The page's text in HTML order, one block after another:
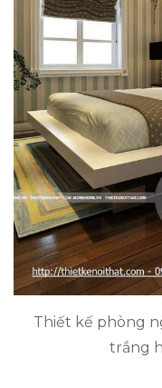
Thiết kế phòng
trắng